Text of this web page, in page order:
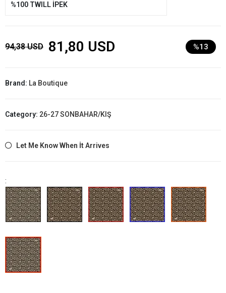
%100 TWILL İPEK
94,38 USD 81,80 USD %13
Brand: La Boutique
Category: 26-27 SONBAHAR/KIŞ
Let Me Know When İt Arrives
: